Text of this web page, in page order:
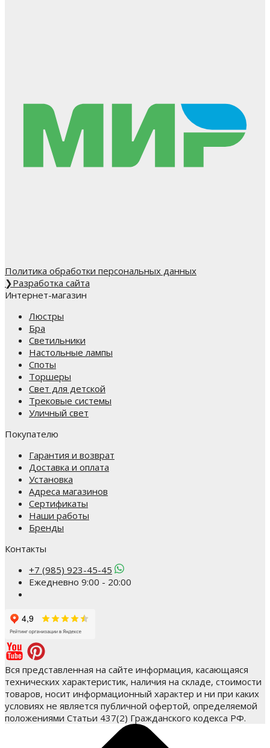
Политика обработки персональных данных
❯Разработка сайта
Интернет-магазин
Люстры
Бра
Светильники
Настольные лампы
Споты
Торшеры
Свет для детской
Трековые системы
Уличный свет
Покупателю
Гарантия и возврат
Доставка и оплата
Установка
Адреса магазинов
Сертификаты
Наши работы
Бренды
Контакты
+7 (985) 923-45-45
Ежедневно 9:00 - 20:00
Вся представленная на сайте информация, касающаяся
технических характеристик, наличия на складе, стоимости
товаров, носит информационный характер и ни при каких
условиях не является публичной офертой, определяемой
положениями Статьи 437(2) Гражданского кодекса РФ.